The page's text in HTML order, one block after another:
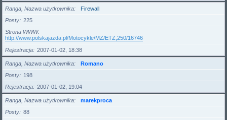
Ranga, Nazwa użytkownika
Firewall
Posty
225
Strona WWW
http://www.polskajazda.pl/Motocykle/MZ/ETZ,250/16746
Rejestracja
2007-01-02, 18:38
Ranga, Nazwa użytkownika
Romano
Posty
198
Rejestracja
2007-01-02, 19:04
Ranga, Nazwa użytkownika
marekproca
Posty
88